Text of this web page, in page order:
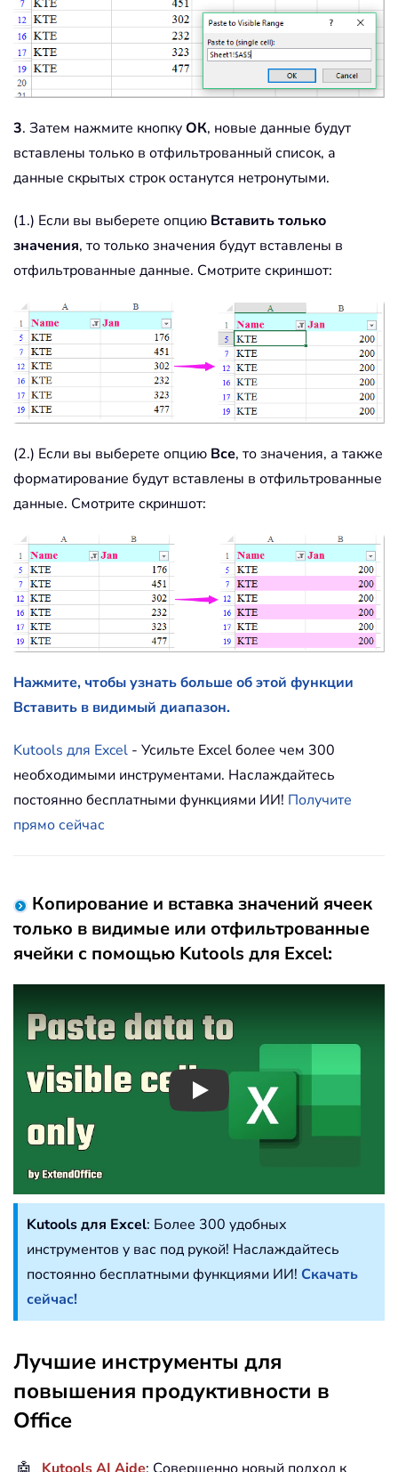
3. Затем нажмите кнопкуОК, новые данные будут
вставлены только в отфильтрованный список, а
данные скрытых строк останутся нетронутыми.
(1.) Если вы выберете опцию Вставить только
значения, то только значения будут вставлены в
отфильтрованные данные. Смотрите скриншот:
(2.) Если вы выберете опцию Все, то значения, а также
форматирование будут вставлены в отфильтрованные
данные. Смотрите скриншот:
Нажмите, чтобы узнать больше об этой функции
Вставить в видимый диапазон.
Kutools для Excel - Усильте Excel более чем 300
необходимыми инструментами. Наслаждайтесь
постоянно бесплатными функциями ИИ! Получите
прямо сейчас
Копирование и вставка значений ячеек
только в видимые или отфильтрованные
ячейки с помощью Kutools для Excel:
Play
Kutools для Excel: Более 300 удобных
инструментов у вас под рукой! Наслаждайтесь
постоянно бесплатными функциями ИИ! Скачать
сейчас!
Лучшие инструменты для
повышения продуктивности в
Office
Kutools AI Aide: Совершенно новый подход к